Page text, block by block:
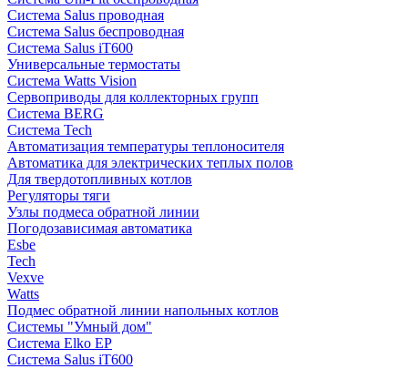
Система Salus проводная
Система Salus беспроводная
Система Salus iT600
Универсальные термостаты
Система Watts Vision
Сервоприводы для коллекторных групп
Система BERG
Система Tech
Автоматизация температуры теплоносителя
Автоматика для электрических теплых полов
Для твердотопливных котлов
Регуляторы тяги
Узлы подмеса обратной линии
Погодозависимая автоматика
Esbe
Tech
Vexve
Watts
Подмес обратной линии напольных котлов
Системы "Умный дом"
Система Elko EP
Система Salus iT600